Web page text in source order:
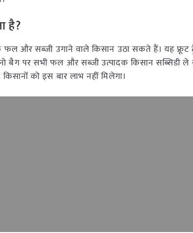
है?
फल और सब्जी उगाने वाले किसान उठा सकते हैं। यह
बैग पर सभी फल और सब्जी उत्पादक किसान
को इस बार लाभ नहीं मिलेगा।